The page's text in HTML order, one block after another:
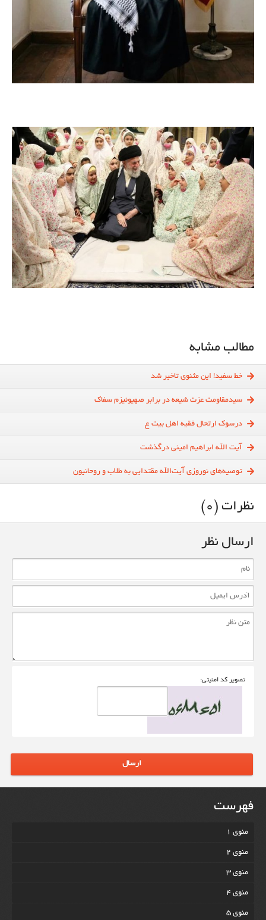
مطالب مشابه
خط سفید! این مثنوی تاخیر شد
سیدمقاومت عزت شیعه در برابر صهیونیزم سفاک
درسوک ارتحال فقیه اهل بیت ع
آیت الله ابراهیم امینی درگذشت
توصیه‌های نوروزی آیت‌الله مقتدایی به طلاب و روحانیون
نظرات (0)
ارسال نظر
تصوير کد امنيتی:
ارسال
فهرست
منوی 1
منوی 2
منوی 3
منوی 4
منوی 5